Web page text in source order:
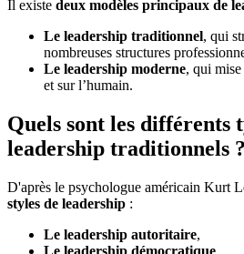
Il existe deux modèles principaux de
Le leadership traditionnel, qui
nombreuses structures
Le leadership moderne, qui
et sur l’humain.
Quels sont les différents
leadership traditionnels ?
D'après le psychologue américain Kurt
styles de leadership :
Le leadership autoritaire,
Le leadership démocratique